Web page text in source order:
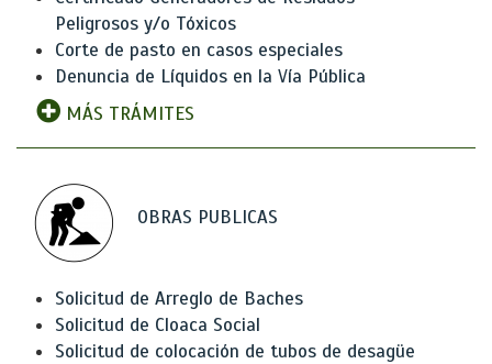
Peligrosos y/o Tóxicos
Corte de pasto en casos especiales
Denuncia de Líquidos en la Vía Pública
MÁS TRÁMITES
OBRAS PUBLICAS
Solicitud de Arreglo de Baches
Solicitud de Cloaca Social
Solicitud de colocación de tubos de desagüe